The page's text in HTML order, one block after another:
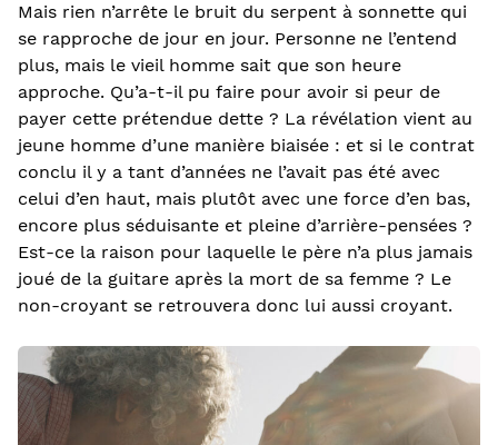
Mais rien n’arrête le bruit du serpent à sonnette qui
se rapproche de jour en jour. Personne ne l’entend
plus, mais le vieil homme sait que son heure
approche. Qu’a-t-il pu faire pour avoir si peur de
payer cette prétendue dette ? La révélation vient au
jeune homme d’une manière biaisée : et si le contrat
conclu il y a tant d’années ne l’avait pas été avec
celui d’en haut, mais plutôt avec une force d’en bas,
encore plus séduisante et pleine d’arrière-pensées ?
Est-ce la raison pour laquelle le père n’a plus jamais
joué de la guitare après la mort de sa femme ? Le
non-croyant se retrouvera donc lui aussi croyant.